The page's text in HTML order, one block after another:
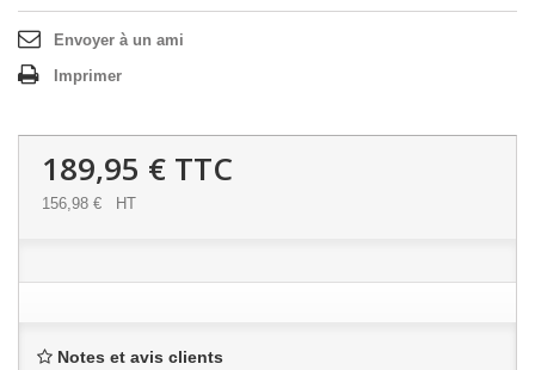
Envoyer à un ami
Imprimer
189,95 € TTC
156,98 € HT
Notes et avis clients